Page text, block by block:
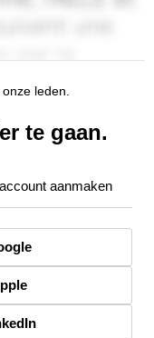
leden.
te gaan.
aanmaken